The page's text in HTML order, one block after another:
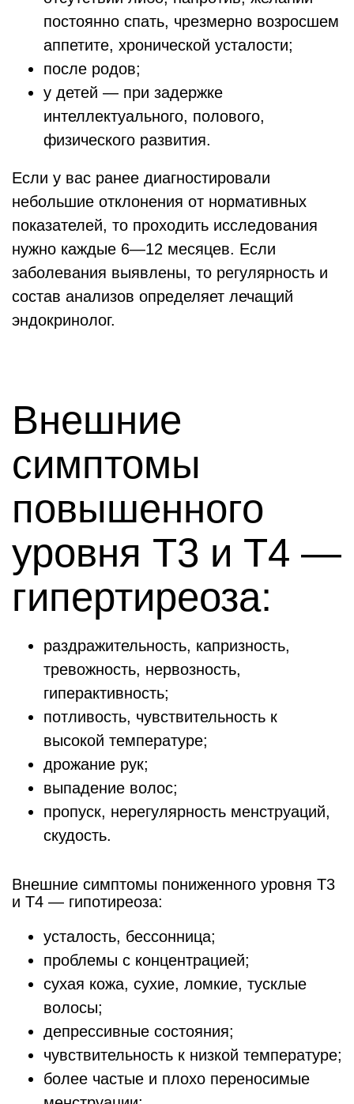
постоянно спать, чрезмерно возросшем
аппетите, хронической усталости;
после родов;
у детей — при задержке
интеллектуального, полового,
физического развития.
Если у вас ранее диагностировали
небольшие отклонения от нормативных
показателей, то проходить исследования
нужно каждые 6—12 месяцев. Если
заболевания выявлены, то регулярность и
состав анализов определяет лечащий
эндокринолог.
Внешние
симптомы
повышенного
уровня Т3 и Т4 —
гипертиреоза:
раздражительность, капризность,
тревожность, нервозность,
гиперактивность;
потливость, чувствительность к
высокой температуре;
дрожание рук;
выпадение волос;
пропуск, нерегулярность менструаций,
скудость.
Внешние симптомы пониженного уровня Т3
и Т4 — гипотиреоза:
усталость, бессонница;
проблемы с концентрацией;
сухая кожа, сухие, ломкие, тусклые
волосы;
депрессивные состояния;
чувствительность к низкой температуре;
более частые и плохо переносимые